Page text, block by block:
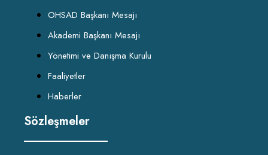
OHSAD Başkanı Mesajı
Akademi Başkanı Mesajı
Yönetimi ve Danışma Kurulu
Faaliyetler
Haberler
Sözleşmeler